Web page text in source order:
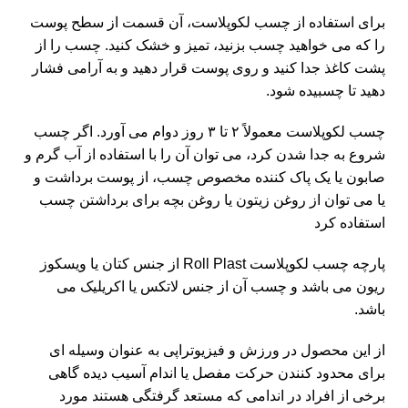
برای استفاده از چسب لکوپلاست، آن قسمت از سطح پوست
را که می خواهید چسب بزنید، تمیز و خشک کنید. چسب را از
پشت کاغذ جدا کنید و روی پوست قرار دهید و به آرامی فشار
دهید تا چسبیده شود.
چسب لکوپلاست معمولاً ۲ تا ۳ روز دوام می آورد. اگر چسب
شروع به جدا شدن کرد، می توان آن را با استفاده از آب گرم و
صابون یا یک پاک کننده مخصوص چسب، از پوست برداشت و
یا می توان از روغن زیتون یا روغن بچه برای برداشتن چسب
استفاده کرد
پارچه چسب لکوپلاست Roll Plast از جنس کتان یا ویسکوز
ریون می باشد و چسب آن از جنس لاتکس یا اکریلیک می
باشد.
از این محصول در ورزش و فیزیوتراپی به عنوان وسیله ای
برای محدود کنندن حرکت مفصل یا اندام آسیب دیده گاهی
برخی از افراد در اندامی که مستعد گرفتگی هستند مورد